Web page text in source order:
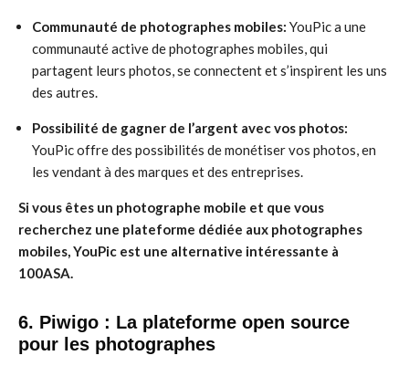
Communauté de photographes mobiles: YouPic a une
communauté active de photographes mobiles, qui
partagent leurs photos, se connectent et s’inspirent les uns
des autres.
Possibilité de gagner de l’argent avec vos photos:
YouPic offre des possibilités de monétiser vos photos, en
les vendant à des marques et des entreprises.
Si vous êtes un photographe mobile et que vous
recherchez une plateforme dédiée aux photographes
mobiles, YouPic est une alternative intéressante à
100ASA.
6. Piwigo : La plateforme open source
pour les photographes